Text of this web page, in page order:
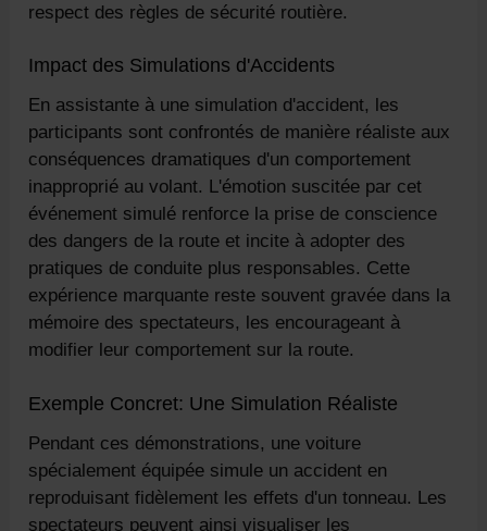
respect des règles de sécurité routière.
Impact des Simulations d'Accidents
En assistante à une simulation d'accident, les
participants sont confrontés de manière réaliste aux
conséquences dramatiques d'un comportement
inapproprié au volant. L'émotion suscitée par cet
événement simulé renforce la prise de conscience
des dangers de la route et incite à adopter des
pratiques de conduite plus responsables. Cette
expérience marquante reste souvent gravée dans la
mémoire des spectateurs, les encourageant à
modifier leur comportement sur la route.
Exemple Concret: Une Simulation Réaliste
Pendant ces démonstrations, une voiture
spécialement équipée simule un accident en
reproduisant fidèlement les effets d'un tonneau. Les
spectateurs peuvent ainsi visualiser les